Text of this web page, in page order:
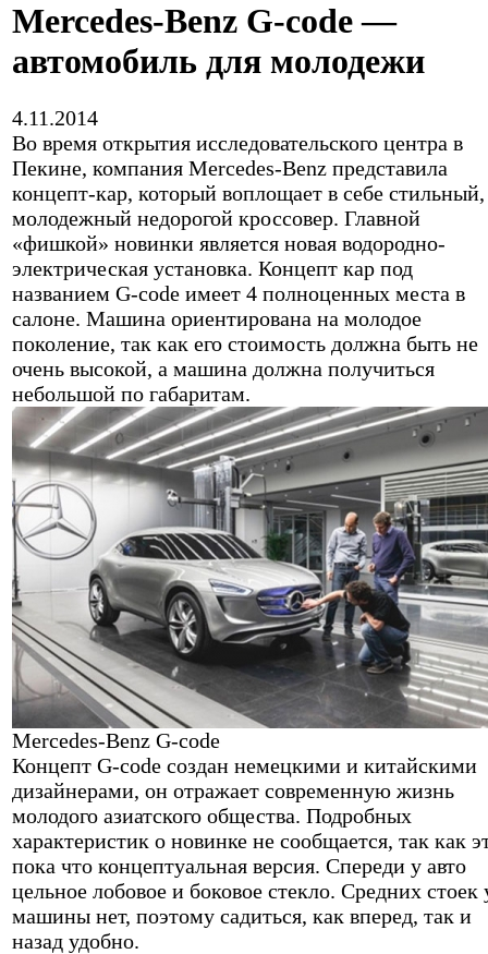
Mercedes-Benz G-code —
автомобиль для молодежи
4.11.2014
Во время открытия исследовательского центра в
Пекине, компания Mercedes-Benz представила
концепт-кар, который воплощает в себе стильный,
молодежный недорогой кроссовер. Главной
«фишкой» новинки является новая водородно-
электрическая установка. Концепт кар под
названием G-code имеет 4 полноценных места в
салоне. Машина ориентирована на молодое
поколение, так как его стоимость должна быть не
очень высокой, а машина должна получиться
небольшой по габаритам.
Mercedes-Benz G-code
Концепт G-code создан немецкими и китайскими
дизайнерами, он отражает современную жизнь
молодого азиатского общества. Подробных
характеристик о новинке не сообщается, так как
пока что концептуальная версия. Спереди у авто
цельное лобовое и боковое стекло. Средних стоек
машины нет, поэтому садиться, как вперед, так и
назад удобно.